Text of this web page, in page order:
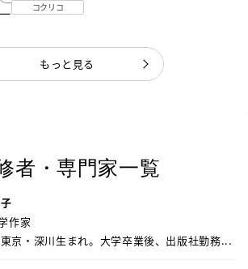
コクリコ
もっと見る
者・専門家一覧
作家
京・深川生まれ。大学卒業後、出版社勤務...